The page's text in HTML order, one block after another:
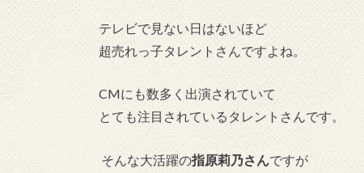
テレビで見ない日はないほど
超売れっ子タレントさんですよね。
CMにも数多く出演されていて
とても注目されているタレントさんです。
そんな大活躍の指原莉乃さんですが